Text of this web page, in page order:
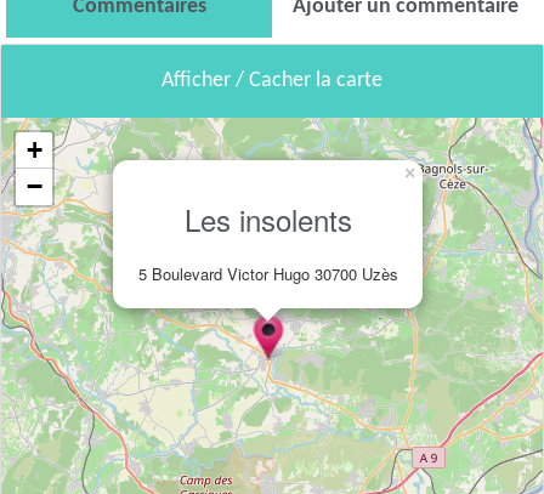
Commentaires Ajouter un commentaire
Afficher / Cacher la carte
Les insolents
5 Boulevard Victor Hugo 30700 Uzès
×
+
−